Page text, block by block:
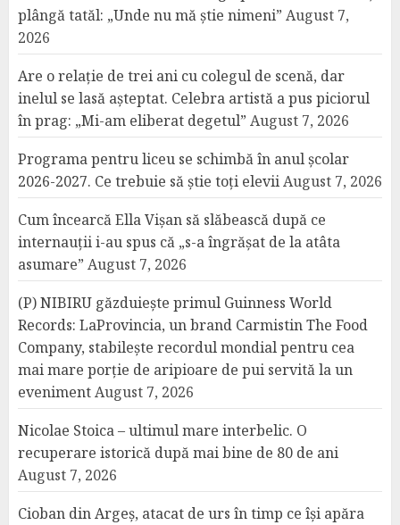
plângă tatăl: „Unde nu mă știe nimeni” August 7,
2026
Are o relație de trei ani cu colegul de scenă, dar
inelul se lasă așteptat. Celebra artistă a pus piciorul
în prag: „Mi-am eliberat degetul” August 7, 2026
Programa pentru liceu se schimbă în anul școlar
2026-2027. Ce trebuie să știe toți eleviiAugust 7, 2026
Cum încearcă Ella Vișan să slăbească după ce
internauții i-au spus că „s-a îngrășat de la atâta
asumare” August 7, 2026
(P) NIBIRU găzduiește primul Guinness World
Records: LaProvincia, un brand Carmistin The Food
Company, stabilește recordul mondial pentru cea
mai mare porție de aripioare de pui servită la un
evenimentAugust 7, 2026
Nicolae Stoica – ultimul mare interbelic. O
recuperare istorică după mai bine de 80 de ani
August 7, 2026
Cioban din Argeș, atacat de urs în timp ce își apăra